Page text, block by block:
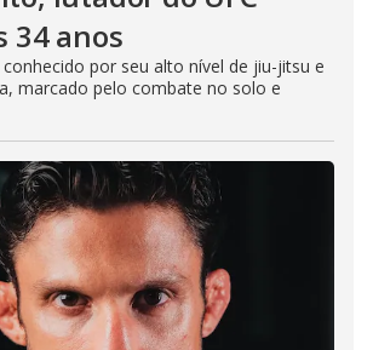
34 anos
por seu alto nível de jiu-jitsu e
marcado pelo combate no solo e